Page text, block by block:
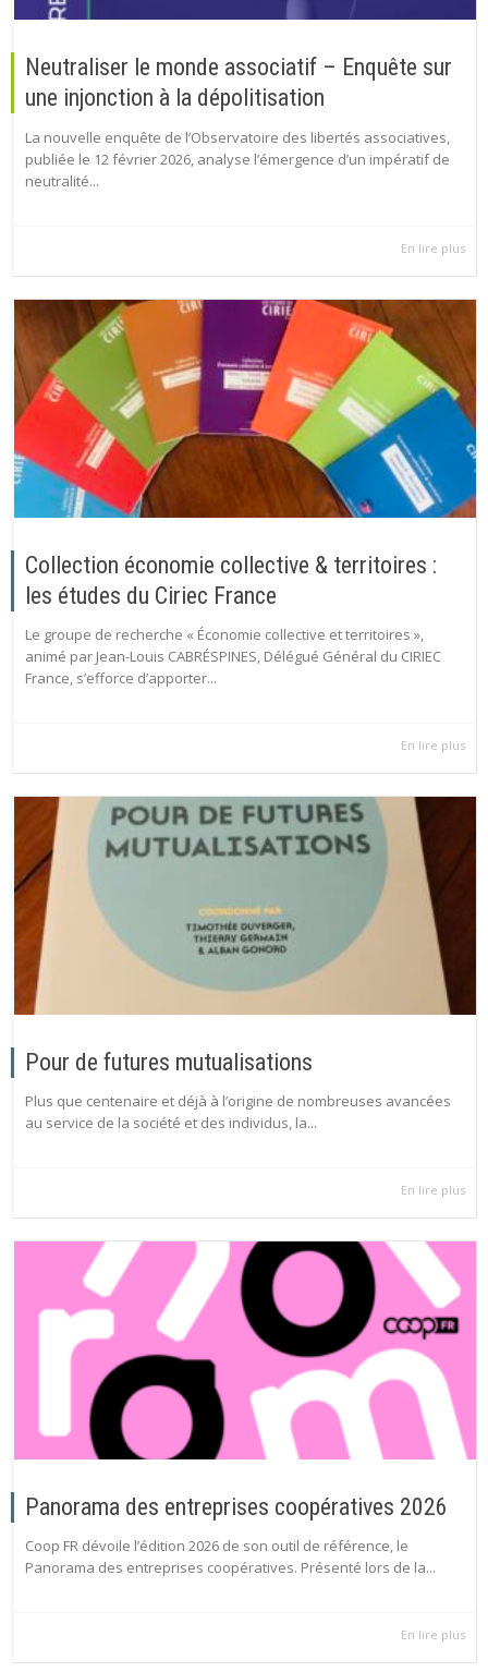
Neutraliser le monde associatif – Enquête sur
une injonction à la dépolitisation
La nouvelle enquête de l’Observatoire des libertés associatives,
publiée le 12 février 2026, analyse l’émergence d’un impératif de
neutralité...
En lire plus
Collection économie collective & territoires :
les études du Ciriec France
Le groupe de recherche « Économie collective et territoires »,
animé par Jean-Louis CABRÉSPINES, Délégué Général du CIRIEC
France, s’efforce d’apporter...
En lire plus
Pour de futures mutualisations
Plus que centenaire et déjà à l’origine de nombreuses avancées
au service de la société et des individus, la...
En lire plus
Panorama des entreprises coopératives 2026
Coop FR dévoile l’édition 2026 de son outil de référence, le
Panorama des entreprises coopératives. Présenté lors de la...
En lire plus